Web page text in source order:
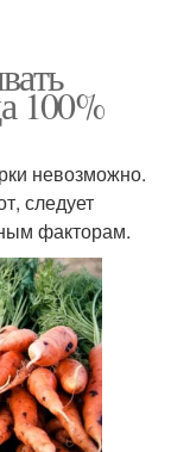
100%
невозможно.
следует
факторам.